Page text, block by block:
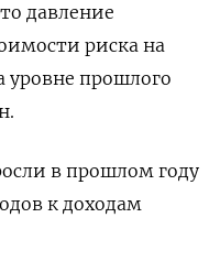
давление
риска на
уровне прошлого
​в прошлом году
к ⁠доходам